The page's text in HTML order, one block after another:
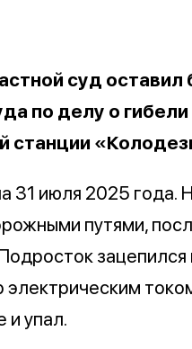
суд оставил
по делу о
31 июля 2025 года.
путями,
электрическим
и упал.